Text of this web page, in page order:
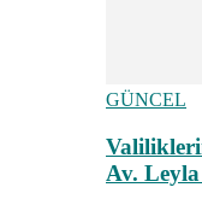
GÜNCEL
Av.